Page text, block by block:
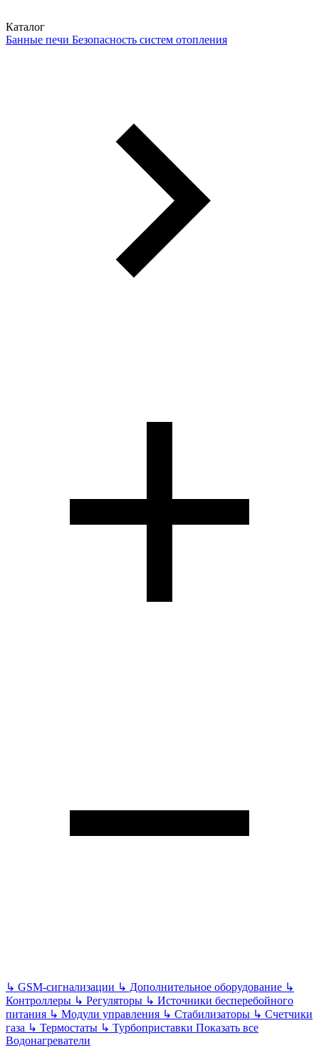
Каталог
Банные печи Безопасность систем отопления
↳ GSM-сигнализации ↳ Дополнительное оборудование ↳
Контроллеры ↳ Регуляторы ↳ Источники бесперебойного
питания ↳ Модули управления ↳ Стабилизаторы ↳ Счетчики
газа ↳ Термостаты ↳ Турбоприставки Показать все
Водонагреватели